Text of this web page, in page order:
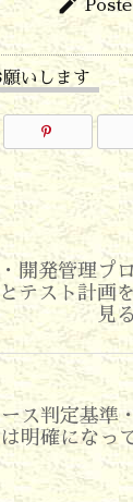
いします
開発管理プロ
テスト計画を
見
ース判定基準
明確になっ